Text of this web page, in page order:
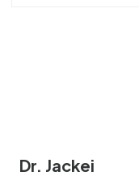
Dr. Jackei